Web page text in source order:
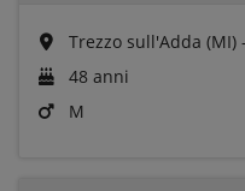
Trezzo sull'Adda (MI)
48 anni
M